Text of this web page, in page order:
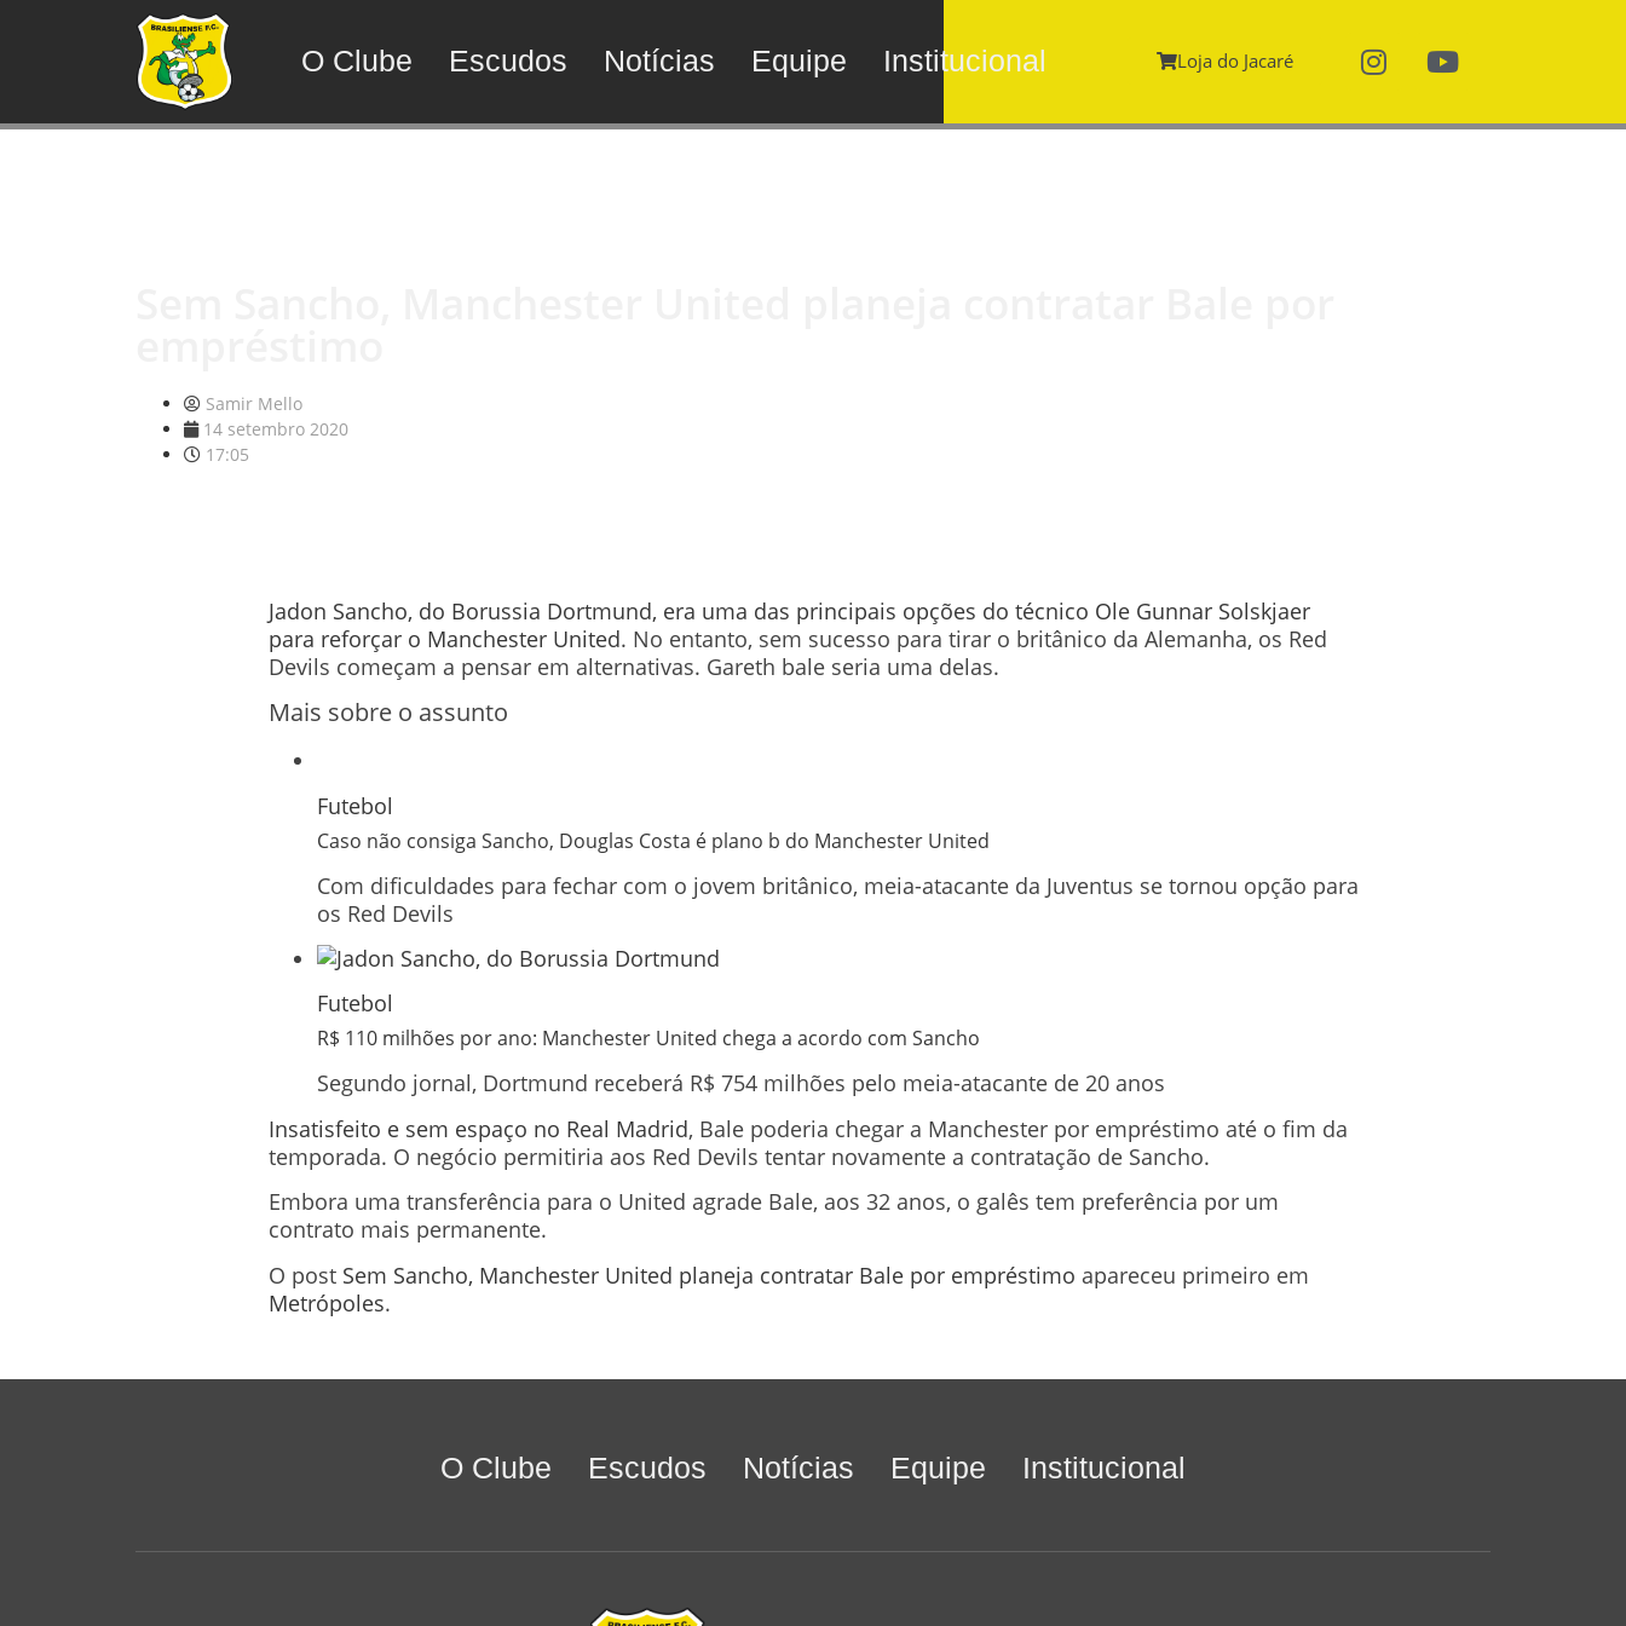
O Clube Escudos Notícias Equipe Institucional Loja do Jacaré
Samir Mello
14 setembro 2020
17:05
Jadon Sancho, do Borussia Dortmund, era uma das principais opções do técnico Ole Gunnar Solskjaer
para reforçar o Manchester United. No entanto, sem sucesso para tirar o britânico da Alemanha, os Red
Devils começam a pensar em alternativas. Gareth bale seria uma delas.
Mais sobre o assunto
Futebol
Caso não consiga Sancho, Douglas Costa é plano b do Manchester United
Com dificuldades para fechar com o jovem britânico, meia-atacante da Juventus se tornou opção para
os Red Devils
Futebol
R$ 110 milhões por ano: Manchester United chega a acordo com Sancho
Segundo jornal, Dortmund receberá R$ 754 milhões pelo meia-atacante de 20 anos
Insatisfeito e sem espaço no Real Madrid, Bale poderia chegar a Manchester por empréstimo até o fim da
temporada. O negócio permitiria aos Red Devils tentar novamente a contratação de Sancho.
Embora uma transferência para o United agrade Bale, aos 32 anos, o galês tem preferência por um
contrato mais permanente.
O post Sem Sancho, Manchester United planeja contratar Bale por empréstimo apareceu primeiro em
Metrópoles.
O Clube Escudos Notícias Equipe Institucional